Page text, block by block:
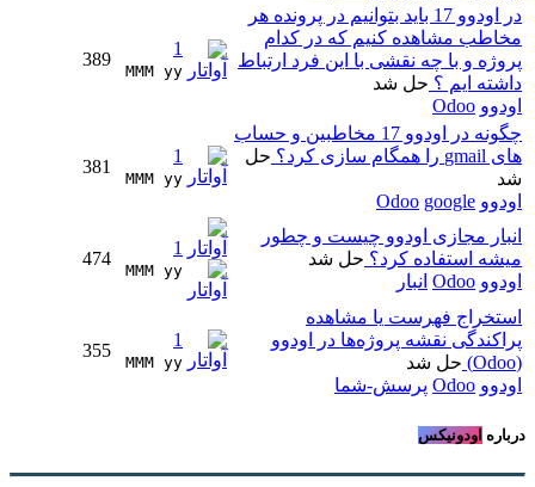
در اودوو 17 باید بتوانیم در پرونده هر
مخاطب مشاهده کنیم که در کدام
پروژه و با چه نقشی با این فرد ارتباط
داشته ایم ؟ حل شد
اودوو Odoo
1
MMM yy
389
چگونه در اودوو 17 مخاطبین و حساب
های gmail را همگام سازی کرد؟
حل
شد
اودوو
Odoo google
1
MMM yy
381
انبار مجازی اودوو چیست و چطور
میشه استفاده کرد؟ حل شد
اودوو Odoo انبار
1
MMM yy
474
استخراج فهرست یا مشاهده
پراکندگی نقشه پروژه‌ها در اودوو
(Odoo)
حل شد
اودوو Odoo پرسش-شما
1
MMM yy
355
درباره اودونیکس